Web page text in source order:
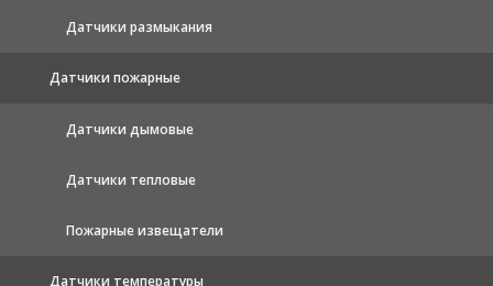
Датчики размыкания
Датчики пожарные
Датчики дымовые
Датчики тепловые
Пожарные извещатели
Датчики температуры